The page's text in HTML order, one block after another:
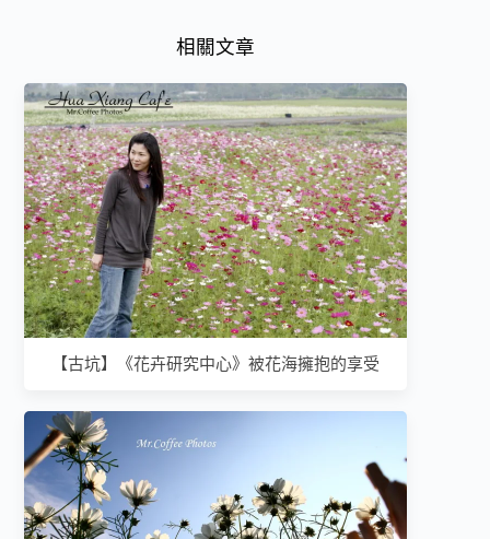
相關文章
【古坑】《花卉研究中心》被花海擁抱的享受